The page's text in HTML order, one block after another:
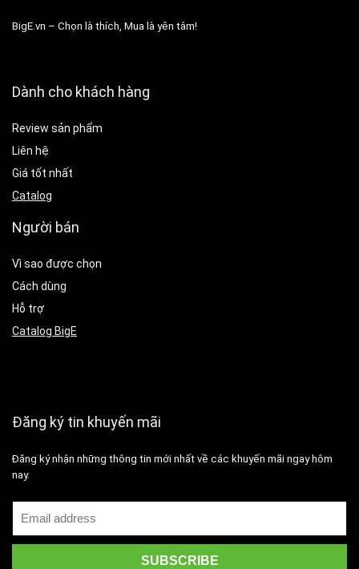
BigE.vn – Chọn là thích, Mua là yên tâm!
Dành cho khách hàng
Review sản phẩm
Liên hệ
Giá tốt nhất
Catalog
Người bán
Vì sao được chọn
Cách dùng
Hỗ trợ
Catalog BigE
Đăng ký tin khuyến mãi
Đăng ký nhận những thông tin mới nhất về các khuyến mãi ngay hôm
nay.